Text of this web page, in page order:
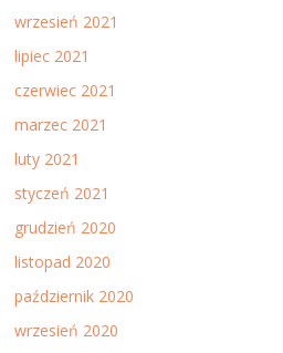
wrzesień 2021
lipiec 2021
czerwiec 2021
marzec 2021
luty 2021
styczeń 2021
grudzień 2020
listopad 2020
październik 2020
wrzesień 2020